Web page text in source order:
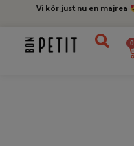
Vi kör just nu en majrea
0